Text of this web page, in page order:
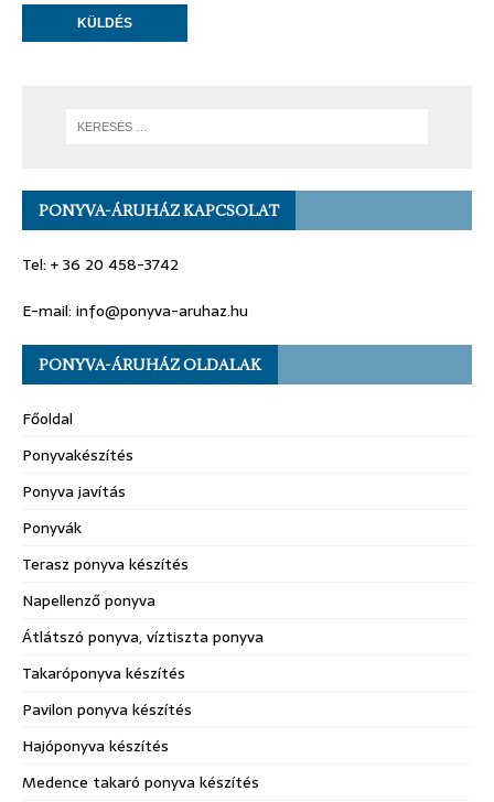
PONYVA-ÁRUHÁZ KAPCSOLAT
Tel: + 36 20 458-3742
E-mail: info@ponyva-aruhaz.hu
PONYVA-ÁRUHÁZ OLDALAK
Főoldal
Ponyvakészítés
Ponyva javítás
Ponyvák
Terasz ponyva készítés
Napellenző ponyva
Átlátszó ponyva, víztiszta ponyva
Takaróponyva készítés
Pavilon ponyva készítés
Hajóponyva készítés
Medence takaró ponyva készítés